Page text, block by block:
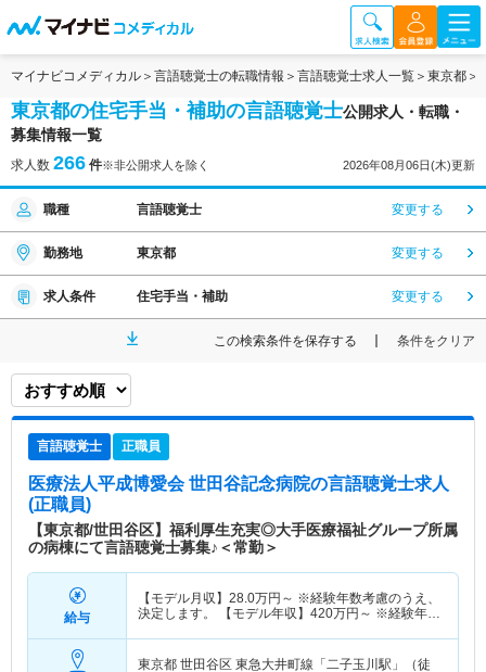
マイナビコメディカル 言語聴覚士の転職情報 言語聴覚士求人一覧 東京都
東京都の住宅手当・補助の言語聴覚士公開求人・転職・
募集情報一覧
求人数 266 件※非公開求人を除く 2026年08月06日(木)更新
職種 言語聴覚士 変更する
勤務地 東京都 変更する
求人条件 住宅手当・補助 変更する
この検索条件を保存する 条件をクリア
言語聴覚士 正職員
医療法人平成博愛会 世田谷記念病院の言語聴覚士求人
(正職員)
【東京都/世田谷区】福利厚生充実◎大手医療福祉グループ所属
の病棟にて言語聴覚士募集♪＜常勤＞
給与
【モデル月収】 28.0万円～ ※経験年数考慮のうえ、
決定します。 【モデル年収】 420万円～ ※経験年数
東京都 世田谷区 東急大井町線「二子玉川駅」（徒